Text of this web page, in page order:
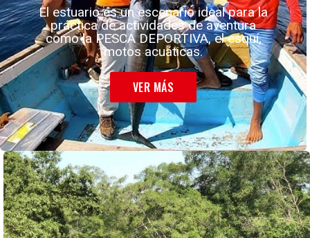
El estuario es un escenario ideal para la
práctica de actividades de aventura
como la PESCA DEPORTIVA, el esquí,
motos acuáticas.
VER MÁS